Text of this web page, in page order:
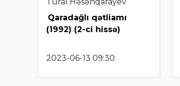
Qaradağlı qətliamı
(1992) (2-ci hissə)
2023-06-13 09:30